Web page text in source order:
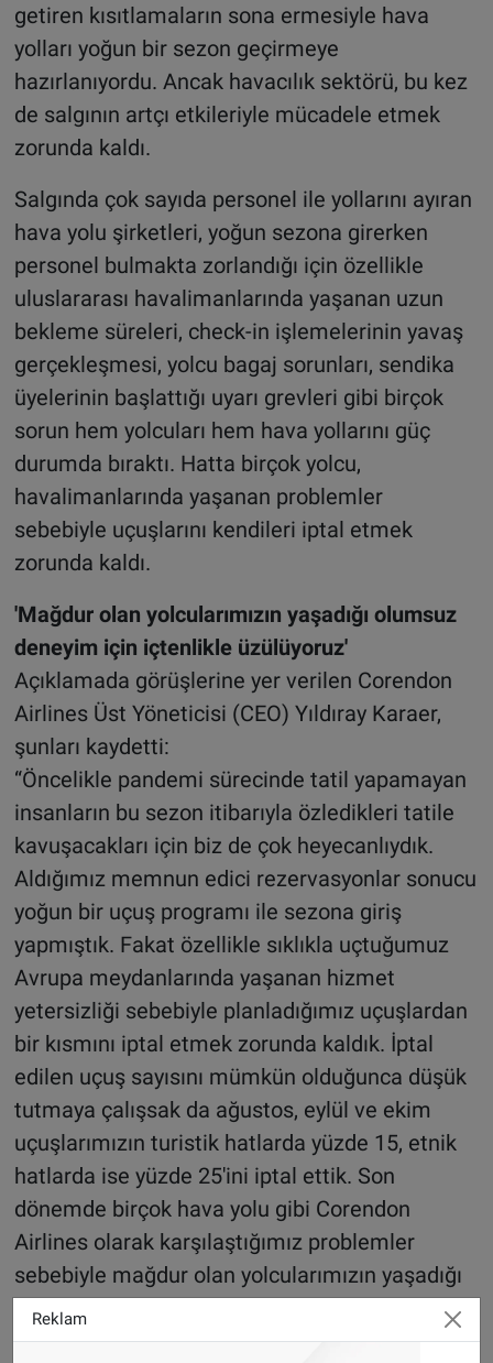
getiren kısıtlamaların sona ermesiyle hava
yolları yoğun bir sezon geçirmeye
hazırlanıyordu. Ancak havacılık sektörü, bu kez
de salgının artçı etkileriyle mücadele etmek
zorunda kaldı.
Salgında çok sayıda personel ile yollarını ayıran
hava yolu şirketleri, yoğun sezona girerken
personel bulmakta zorlandığı için özellikle
uluslararası havalimanlarında yaşanan uzun
bekleme süreleri, check-in işlemelerinin yavaş
gerçekleşmesi, yolcu bagaj sorunları, sendika
üyelerinin başlattığı uyarı grevleri gibi birçok
sorun hem yolcuları hem hava yollarını güç
durumda bıraktı. Hatta birçok yolcu,
havalimanlarında yaşanan problemler
sebebiyle uçuşlarını kendileri iptal etmek
zorunda kaldı.
'Mağdur olan yolcularımızın yaşadığı olumsuz
deneyim için içtenlikle üzülüyoruz'
Açıklamada görüşlerine yer verilen Corendon
Airlines Üst Yöneticisi (CEO) Yıldıray Karaer,
şunları kaydetti:
“Öncelikle pandemi sürecinde tatil yapamayan
insanların bu sezon itibarıyla özledikleri tatile
kavuşacakları için biz de çok heyecanlıydık.
Aldığımız memnun edici rezervasyonlar sonucu
yoğun bir uçuş programı ile sezona giriş
yapmıştık. Fakat özellikle sıklıkla uçtuğumuz
Avrupa meydanlarında yaşanan hizmet
yetersizliği sebebiyle planladığımız uçuşlardan
bir kısmını iptal etmek zorunda kaldık. İptal
edilen uçuş sayısını mümkün olduğunca düşük
tutmaya çalışsak da ağustos, eylül ve ekim
uçuşlarımızın turistik hatlarda yüzde 15, etnik
hatlarda ise yüzde 25'ini iptal ettik. Son
dönemde birçok hava yolu gibi Corendon
Airlines olarak karşılaştığımız problemler
sebebiyle mağdur olan yolcularımızın yaşadığı
olumsuz deneyim için içtenlikle üzülüyoruz.”
Reklam